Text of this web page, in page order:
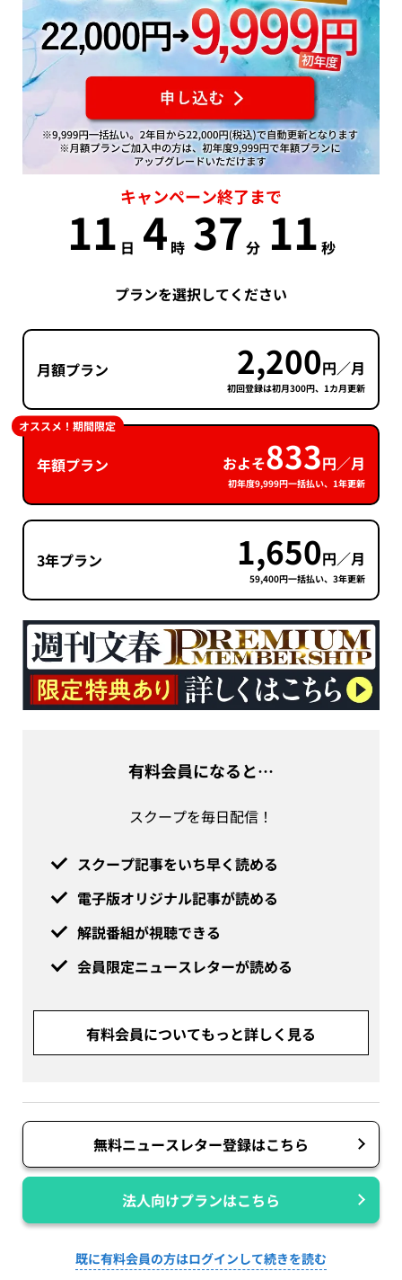
キャンペーン終了まで
11 日 4 時 37 分 11 秒
プランを選択してください
月額プラン 2,200円／月
初回登録は初月300円、1カ月更新
年額プラン およそ833円／月
初年度9,999円一括払い、1年更新
オススメ！期間限定
3年プラン 1,650円／月
59,400円一括払い、3年更新
有料会員になると…
スクープを毎日配信！
スクープ記事をいち早く読める
電子版オリジナル記事が読める
解説番組が視聴できる
会員限定ニュースレターが読める
有料会員についてもっと詳しく見る
無料ニュースレター登録はこちら
法人向けプランはこちら
既に有料会員の方はログインして続きを読む